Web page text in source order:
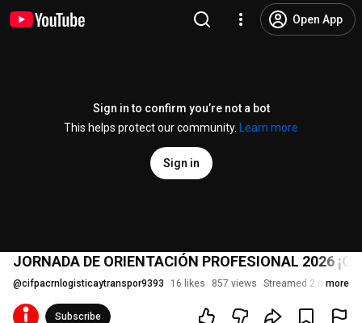
Open App
Sign in to confirm you’re not a bot
This helps protect our community.
Learn more
Sign in
JORNADA DE ORIENTACIÓN PROFESIONAL 2026
@cifpacrnlogisticaytranspor9393 16 likes 857 views Streamed 2 months
more
Subscribe